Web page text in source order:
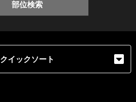
部位検索
クイックソート